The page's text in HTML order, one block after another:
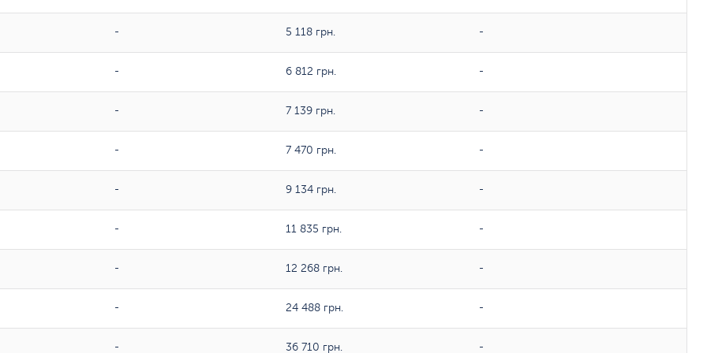
- 5 118 грн. -
- 6 812 грн. -
- 7 139 грн. -
- 7 470 грн. -
- 9 134 грн. -
- 11 835 грн. -
- 12 268 грн. -
- 24 488 грн. -
- 36 710 грн. -